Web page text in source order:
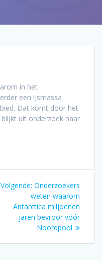
in het
een ijsmassa
Dat komt door het
uit onderzoek naar
Volgende: Volgend
bericht:
Onderzoekers
weten waarom
Antarctica miljoenen
jaren bevroor vóór
Noordpool